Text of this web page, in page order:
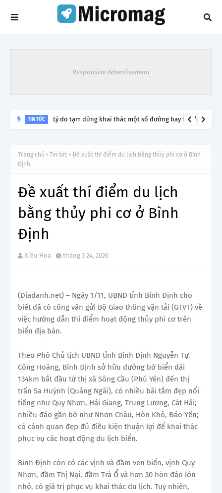
Responsive Advertisement
TIN TỨC Lý do tạm dừng khai thác một số đường bay từ 1/4
Trang chủ Tin tức
Đề xuất thí điểm du lịch bằng thủy phi cơ ở Bình
Định
Đề xuất thí điểm du lịch
bằng thủy phi cơ ở Bình
Định
Kiều Hoa tháng 3 24, 2026
(Diadanh.net) – Ngày 1/11, UBND tỉnh Bình Định cho
biết đã có công văn gửi Bộ Giao thông vận tải (GTVT) về
việc hướng dẫn thí điểm hoạt động thủy phi cơ trên
biển địa bàn.
Theo Phó Chủ tịch UBND tỉnh Bình Định Nguyễn Tự
Công Hoàng, Bình Định sở hữu đường bờ biển dài
134km bắt đầu từ thị xã Sông Cầu (Phú Yên) đến thị
trấn Sa Huỳnh (Quảng Ngãi), có nhiều bãi tắm đẹp nổi
tiếng như Quy Nhơn, Hải Giang, Trung Lương, Cát Hải;
nhiều đảo gần bờ như Nhơn Châu, Hòn Khô, Đảo Yến;
có cảnh quan đẹp đủ điều kiện thuận lợi để khai thác
phục vụ các hoạt động du lịch biển.
Bình Định còn có các vịnh và đầm ven biển, vịnh Quy
Nhơn, đầm Thị Nại, đầm Trà Ổ và hơn 30 hòn đảo lớn
nhỏ, có giá trị phục vụ khai thác du lịch. Tuy nhiên,